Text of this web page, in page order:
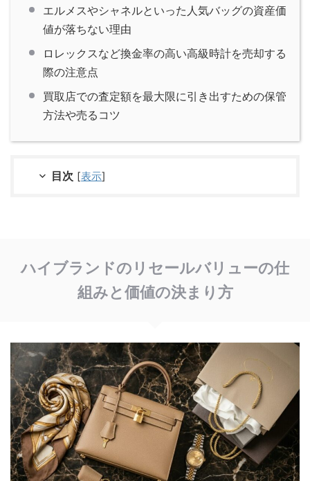
エルメスやシャネルといった人気バッグの資産価
値が落ちない理由
ロレックスなど換金率の高い高級時計を売却する
際の注意点
買取店での査定額を最大限に引き出すための保管
方法や売るコツ
目次 [表示]
ハイブランドのリセールバリューの仕
組みと価値の決まり方